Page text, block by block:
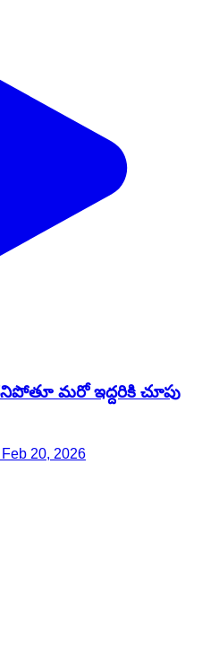
మరో ఇద్దరికి చూపు
20, 2026